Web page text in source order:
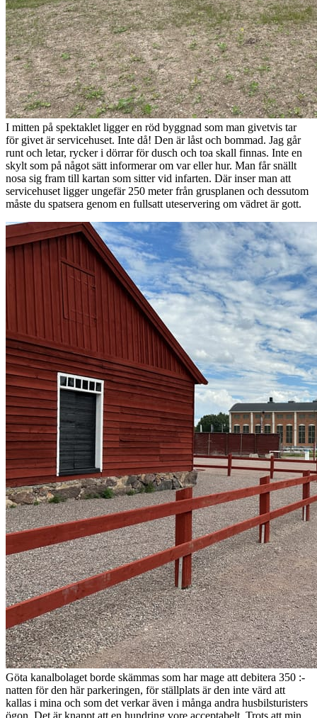
I mitten på spektaklet ligger en röd byggnad som man givetvis tar
för givet är servicehuset. Inte då! Den är låst och bommad. Jag går
runt och letar, rycker i dörrar för dusch och toa skall finnas. Inte en
skylt som på något sätt informerar om var eller hur. Man får snällt
nosa sig fram till kartan som sitter vid infarten. Där inser man att
servicehuset ligger ungefär 250 meter från grusplanen och dessutom
måste du spatsera genom en fullsatt uteservering om vädret är gott.
Göta kanalbolaget borde skämmas som har mage att debitera 350 :-
natten för den här parkeringen, för ställplats är den inte värd att
kallas i mina och som det verkar även i många andra husbilsturisters